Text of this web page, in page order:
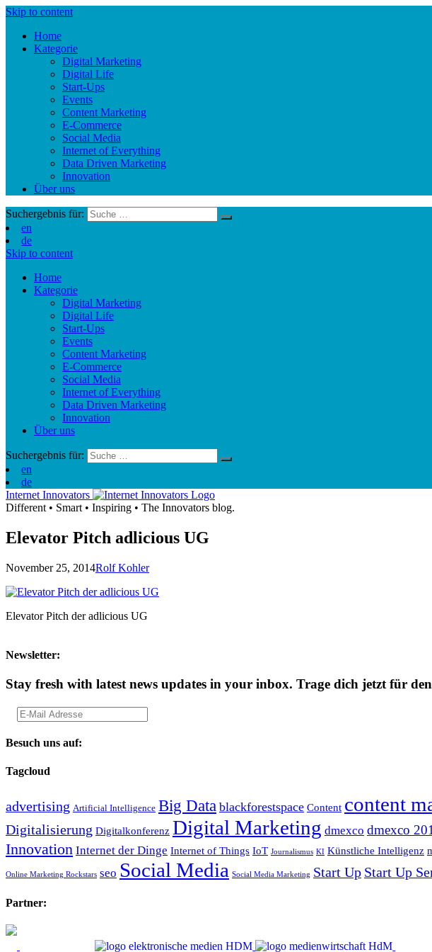
Skip to content
Home
Kategorie
Digital Marketing
Digital Life
Start-Ups
Events
Content Marketing
E-Commerce
Social Media
Internet of Everything
Data Driven Marketing
Innovation
Über uns
Suchergebnis für:
en
de
Skip to content
Home
Kategorie
Digital Marketing
Digital Life
Start-Ups
Events
Content Marketing
E-Commerce
Social Media
Internet of Everything
Data Driven Marketing
Innovation
Über uns
Suchergebnis für:
en
de
Internet Innovators
Different • Smart • Inspiring • The Innovators blog.
Elevator Pitch adlicious UG
November 25, 2014Rolf Kohler
Elevator Pitch der adlicious UG
Newsletter:
Stay fresh with latest news updates in your inbox. Trage dich jetzt für
Besuch uns auf:
Tagcloud
advertising Artificial Intelligence Big Data blackforestspace Content content
Digitalisierung Digitalkonferenz Digital Marketing dmexco dmexco
Innovation Internet der Dinge Internet of Things IoT Journalismus KI Künstliche Intelligenz
Online Marketing Rockstars seo Social Media Social Media Marketing Start Up Start Up
Partner: